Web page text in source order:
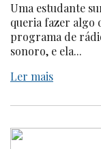
Uma estudante
queria fazer algo
programa de
sonoro, e ela...
Ler mais